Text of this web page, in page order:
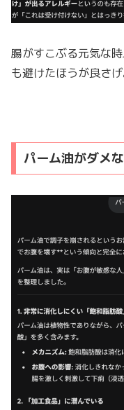
腸がすこぶる元気な
も避けたほうが良さげ
パーム油がダメ